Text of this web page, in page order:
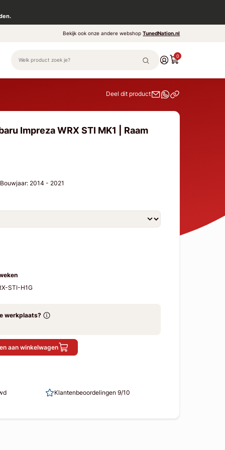
Bekijk ook onze andere webshopTunedNation.nl
0
Deel dit product
Impreza WRX STI MK1 | Raam
2014 - 2021
STI-H1G
werkplaats?
aan winkelwagen
Klantenbeoordelingen 9/10